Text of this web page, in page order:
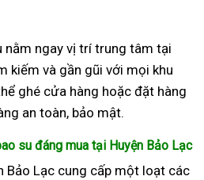
nằm ngay vị trí trung tâm tại
kiếm và gần gũi với mọi khu
ghé cửa hàng hoặc đặt hàng
an toàn, bảo mật.
su đáng mua tại Huyện Bảo Lạc
Bảo Lạc cung cấp một loạt các